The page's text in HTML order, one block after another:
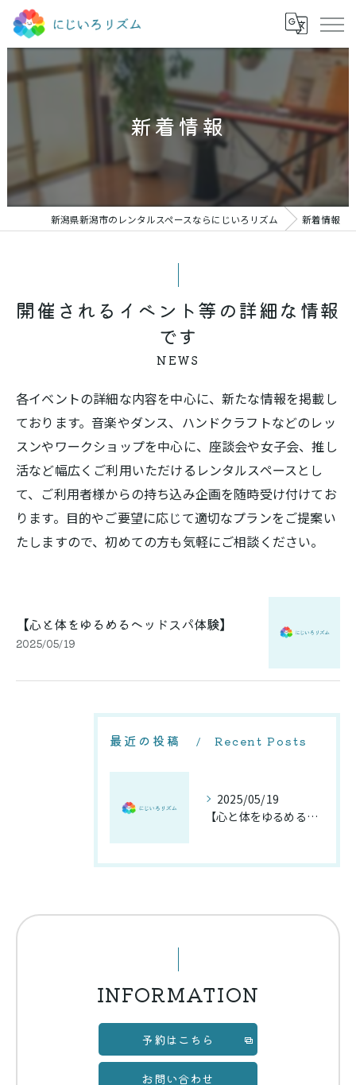
新着情報
新潟県新潟市のレンタルスペースならにじいろリズム 新着情報
開催されるイベント等の詳細な情報
です
NEWS
各イベントの詳細な内容を中心に、新たな情報を掲載し
ております。音楽やダンス、ハンドクラフトなどのレッ
スンやワークショップを中心に、座談会や女子会、推し
活など幅広くご利用いただけるレンタルスペースとし
て、ご利用者様からの持ち込み企画を随時受け付けてお
ります。目的やご要望に応じて適切なプランをご提案い
たしますので、初めての方も気軽にご相談ください。
【心と体をゆるめるヘッドスパ体験】
2025/05/19
最近の投稿 Recent Posts
2025/05/19
【心と体をゆるめるヘッドスパ体験】
INFORMATION
予約はこちら
お問い合わせ